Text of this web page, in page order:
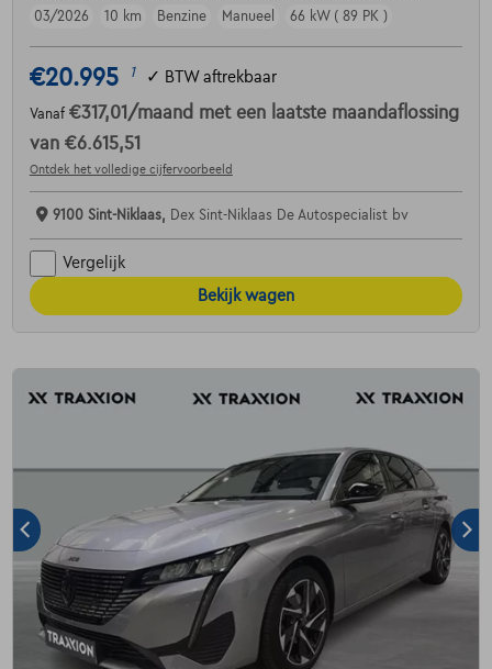
03/2026
10 km Benzine Manueel 66 kW ( 89 PK )
€20.995 1 ✓ BTW aftrekbaar
Vanaf €317,01 /maand met een laatste maandaflossing
van €6.615,51
Ontdek het volledige cijfervoorbeeld
9100 Sint-Niklaas, Dex Sint-Niklaas De Autospecialist bv
Vergelijk
Bekijk wagen